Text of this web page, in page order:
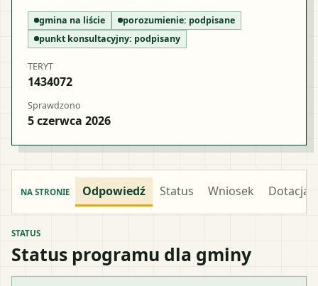
gmina na liście porozumienie: podpisane
punkt konsultacyjny: podpisany
TERYT
1434072
Sprawdzono
5 czerwca 2026
NA STRONIE Odpowiedź Status Wniosek Dotacja
STATUS
Status programu dla gminy